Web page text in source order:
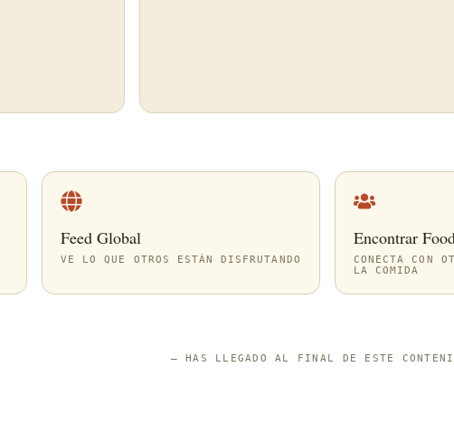
Feed Global
VE LO QUE OTROS ESTÁN DISFRUTANDO
Encontrar
CONECTA CON
LA COMIDA
—HAS LLEGADO AL FINAL DE ESTE